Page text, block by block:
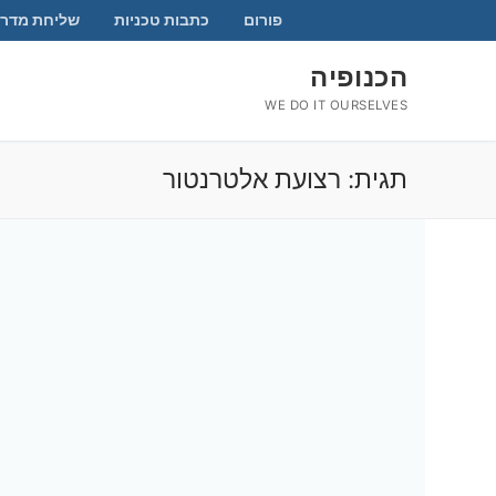
לתוכן
פורום כתבות טכניות שליחת
הכנופיה
WE DO IT OURSELVES
תגית: רצועת אלטרנטור